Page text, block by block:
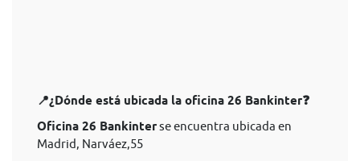
📍¿Dónde está ubicada la oficina 26 Bankinter❓
Oficina 26 Bankinterse encuentra ubicada en
Madrid, Narváez,55